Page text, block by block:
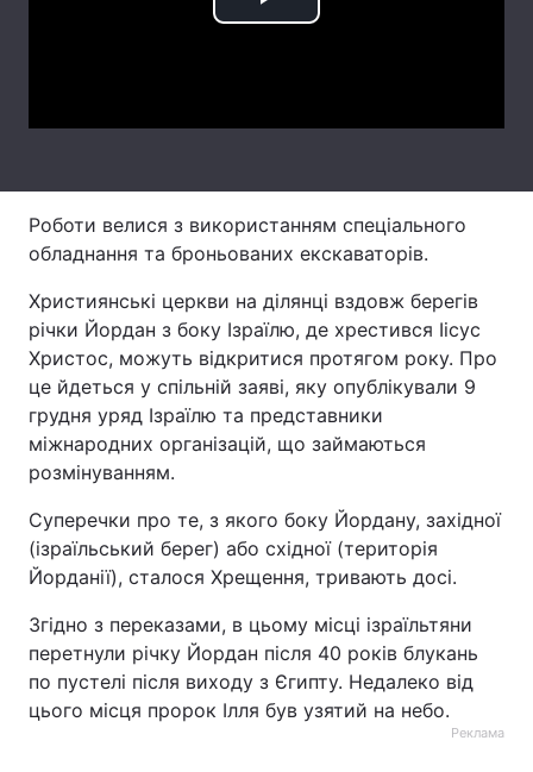
Статті
Архів Вакансії
Послуги
Тема оформлення
Play
Роботи велися з використанням спеціального
обладнання та броньованих екскаваторів.
Християнські церкви на ділянці вздовж берегів
річки Йордан з боку Ізраїлю, де хрестився Іісус
Христос, можуть відкритися протягом року. Про
це йдеться у спільній заяві, яку опублікували 9
грудня уряд Ізраїлю та представники
міжнародних організацій, що займаються
розмінуванням.
Суперечки про те, з якого боку Йордану, західної
(ізраїльський берег) або східної (територія
Йорданії), сталося Хрещення, тривають досі.
Згідно з переказами, в цьому місці ізраїльтяни
перетнули річку Йордан після 40 років блукань
по пустелі після виходу з Єгипту. Недалеко від
цього місця пророк Ілля був узятий на небо.
Реклама